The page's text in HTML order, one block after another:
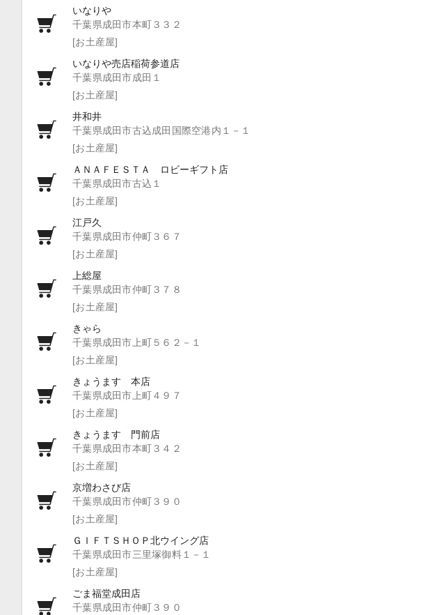
いなりや
千葉県成田市本町３３２
[お土産屋]
いなりや売店稲荷参道店
千葉県成田市成田１
[お土産屋]
井和井
千葉県成田市古込成田国際空港内１－１
[お土産屋]
ＡＮＡＦＥＳＴＡ ロビーギフト店
千葉県成田市古込１
[お土産屋]
江戸久
千葉県成田市仲町３６７
[お土産屋]
上総屋
千葉県成田市仲町３７８
[お土産屋]
きゃら
千葉県成田市上町５６２－１
[お土産屋]
きょうます 本店
千葉県成田市上町４９７
[お土産屋]
きょうます 門前店
千葉県成田市本町３４２
[お土産屋]
京増わさび店
千葉県成田市仲町３９０
[お土産屋]
ＧＩＦＴＳＨＯＰ北ウイング店
千葉県成田市三里塚御料１－１
[お土産屋]
ごま福堂成田店
千葉県成田市仲町３９０